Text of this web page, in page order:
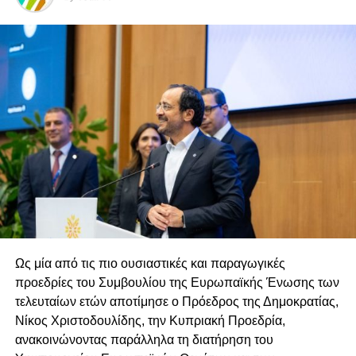
της εισβολής έφευγαν από τη ζωή. Τα κατεχόμενα
μεταβάλλονταν δημογραφικά και πολεοδομικά. Νέες
πραγματικότητες δημιουργούνταν καθημερινά επί του
εδάφους, ενώ στην ελεύθερη Κύπρο η δημόσια συζήτηση
περιοριζόταν συχνά σε επετειακές δηλώσεις και
συνθήματα.
Κάθε Ιούλιο θυμόμαστε. Κάθε Αύγουστο υποσχόμαστε.
Και κάθε Σεπτέμβριο επιστρέφουμε στην πολιτική
καθημερινότητα σαν να μην άλλαξε τίποτα.
Αναρωτήθηκε ποτέ κανείς γιατί, μετά από πενήντα δύο
χρόνια, η Κύπρος εξακολουθεί να μην έχει διαμορφώσει
μια μακροπρόθεσμη εθνική στρατηγική που να υπερβαίνει
τις κυβερνητικές θητείες; Γιατί κάθε Πρόεδρος ξεκινά
σχεδόν από την αρχή; Γιατί το Κυπριακό παραμένει
αντικείμενο εσωτερικής πολιτικής αντιπαράθεσης αντί να
αποτελεί πεδίο εθνικής συνεννόησης;
Ως μία από τις πιο ουσιαστικές και παραγωγικές
προεδρίες του Συμβουλίου της Ευρωπαϊκής Ένωσης των
τελευταίων ετών αποτίμησε ο Πρόεδρος της Δημοκρατίας,
Νίκος Χριστοδουλίδης, την Κυπριακή Προεδρία,
ανακοινώνοντας παράλληλα τη διατήρηση του